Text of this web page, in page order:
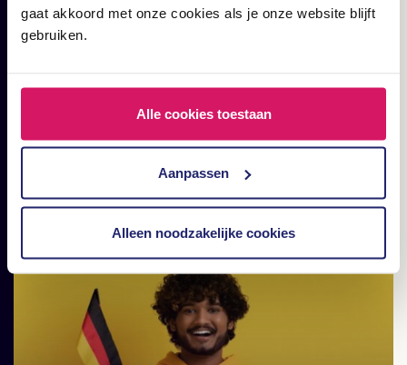
gaat akkoord met onze cookies als je onze website blijft
gebruiken.
Alle cookies toestaan
Aanpassen
Alleen noodzakelijke cookies
CRO & UX DESIGN & CONTENT
UX-design: Wat is het en
belangrijk geworden voor
bedrijven?